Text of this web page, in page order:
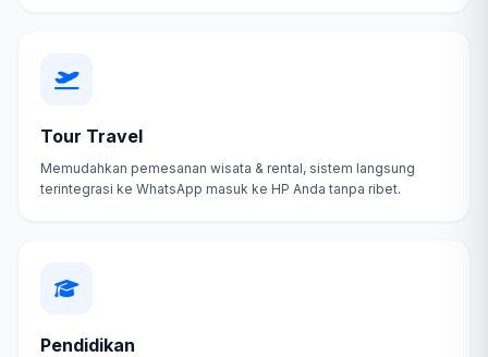
Tour Travel
Memudahkan pemesanan wisata & rental, sistem langsung
terintegrasi ke WhatsApp masuk ke HP Anda tanpa ribet.
Pendidikan